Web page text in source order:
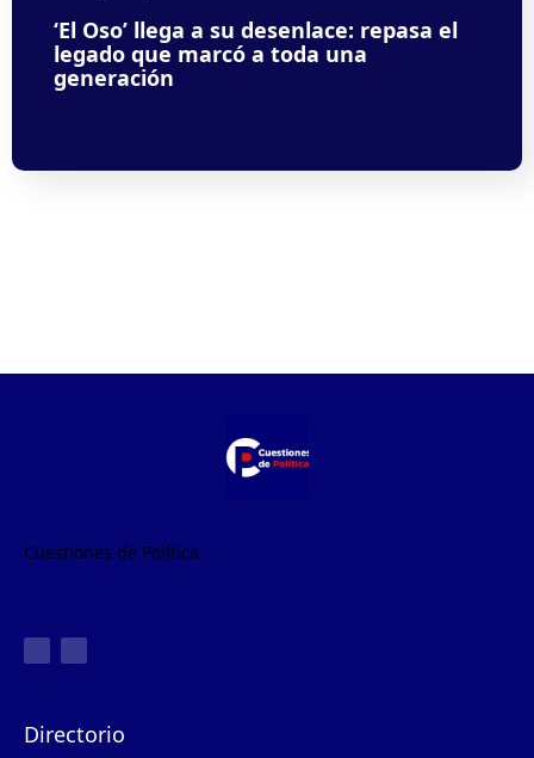
‘El Oso’ llega a su desenlace: repasa el
legado que marcó a toda una
generación
Cuestiones de Política
Directorio